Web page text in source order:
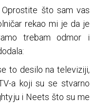
što sam vas
rekao mi je da je
trebam odmor i
to desilo na televiziji,
a koji su se stvarno
i Neets što su me